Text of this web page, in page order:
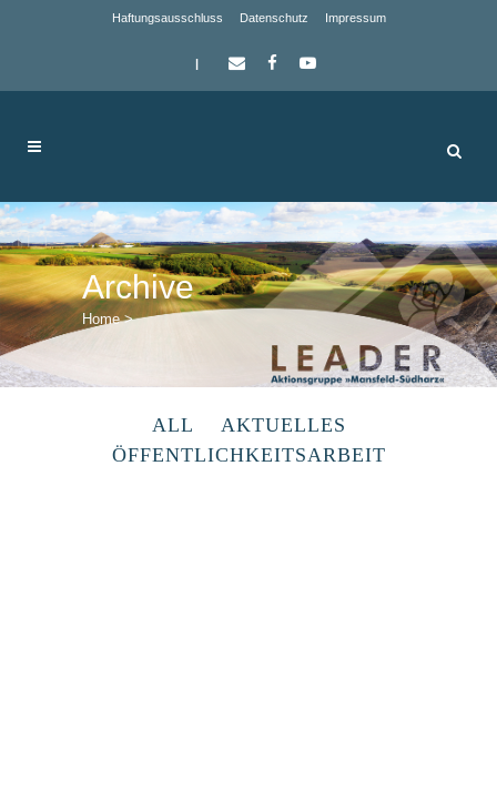
Haftungsausschluss Datenschutz Impressum
|
Archive
Home>
ALL
AKTUELLES
ÖFFENTLICHKEITSARBEIT